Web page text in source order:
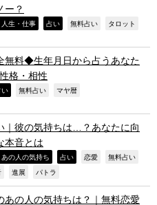
ー？
人生・仕事 占い 無料占い タロット
無料◆生年月日から占うあなた
格・相性
い 無料占い マヤ暦
｜彼の気持ちは…？あなたに向
本音とは
あの人の気持ち 占い 恋愛 無料占い
進展 パトラ
あの人の気持ちは？｜無料恋愛